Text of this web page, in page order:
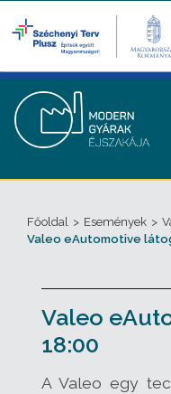
Főoldal > Események >
Valeo eAutomotive
Valeo
18:00
A Valeo egy